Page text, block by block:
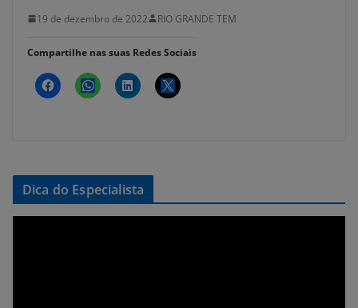
19 de dezembro de 2022 RIO GRANDE TEM
Compartilhe nas suas Redes Sociais
Dica do Especialista